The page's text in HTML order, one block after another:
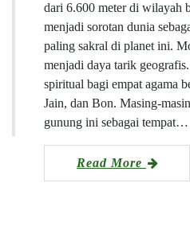
dari 6.600 meter di wilayah
menjadi sorotan dunia
paling sakral di planet ini.
menjadi daya tarik
spiritual bagi empat agama
Jain, dan Bon. Masing-
gunung ini sebagai tempat…
Read More